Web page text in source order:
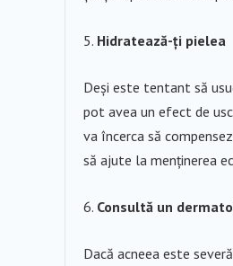
Hidratează-ți pielea
Deși este tentant să
pot avea un efect de
va încerca să
să ajute la menținerea
Consultă un
Dacă acneea este